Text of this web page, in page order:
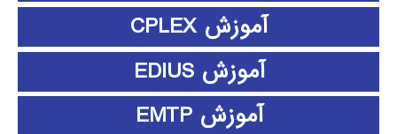
آموزش CPLEX
آموزش EDIUS
آموزش EMTP